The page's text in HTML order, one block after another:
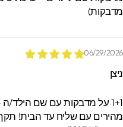
06/29/
1+1 על מדבקות עם שם הילד/ה
עם שליח עד הבית! תקף